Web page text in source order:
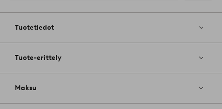
Tuotetiedot
Tuote-erittely
Maksu